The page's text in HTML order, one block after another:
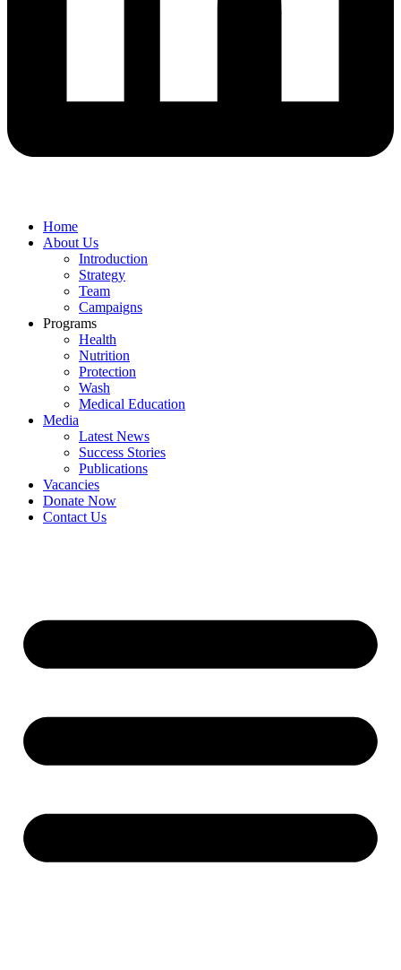
Home
About Us
Introduction
Strategy
Team
Campaigns
Programs
Health
Nutrition
Protection
Wash
Medical Education
Media
Latest News
Success Stories
Publications
Vacancies
Donate Now
Contact Us